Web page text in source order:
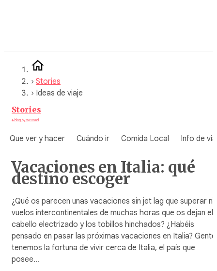
› Stories
› Ideas de viaje
Stories
A blog by WeRoad
Que ver y hacer Cuándo ir Comida Local Info de
Vacaciones en Italia: qué
destino escoger
¿Qué os parecen unas vacaciones sin jet lag que superar ni
vuelos intercontinentales de muchas horas que os dejan el
cabello electrizado y los tobillos hinchados? ¿Habéis
pensado en pasar las próximas vacaciones en Italia?
tenemos la fortuna de vivir cerca de Italia, el país que
posee…